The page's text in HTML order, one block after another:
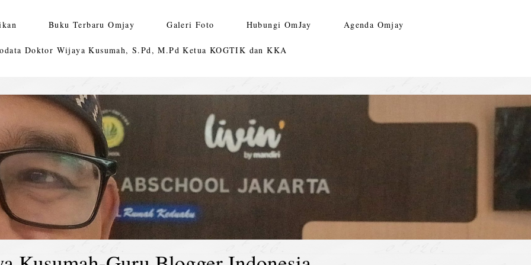
Buku Terbaru Omjay Galeri Foto Hubungi OmJay Agenda Omjay
Doktor Wijaya Kusumah, S.Pd, M.Pd Ketua KOGTIK dan KKA